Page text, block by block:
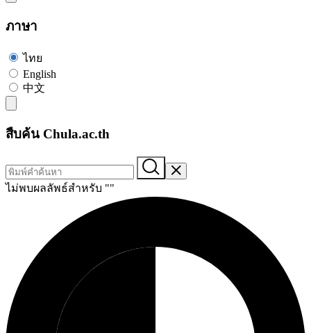
ภาษา
ไทย
English
中文
สืบค้น Chula.ac.th
ไม่พบผลลัพธ์สำหรับ ""